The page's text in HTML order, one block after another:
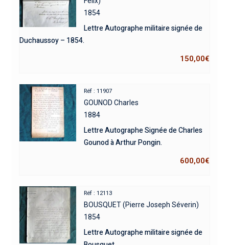
1854
Lettre Autographe militaire signée de
Duchaussoy – 1854.
150,00€
Réf : 11907
GOUNOD Charles
1884
Lettre Autographe Signée de Charles
Gounod à Arthur Pongin.
600,00€
Réf : 12113
BOUSQUET (Pierre Joseph Séverin)
1854
Lettre Autographe militaire signée de